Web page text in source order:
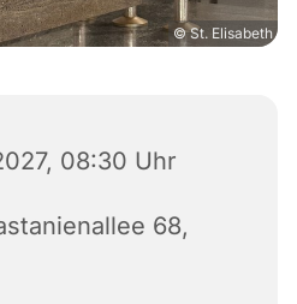
© St. Elisabeth
08:30 Uhr
68,